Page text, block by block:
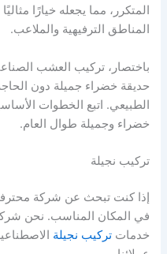
المتكرر، مما يجعله خيارًا
المناطق الترفيهية والملاعب.
باختصار، تركيب العشب
حديقة خضراء جميلة دون
الطبيعي. اتبع الخطوات
خضراء وجميلة طوال العام.
تركيب نجيلة
إذا كنت تبحث عن شركة محترفة
في المكان المناسب. نحن
خدماتتركيب نجيلة